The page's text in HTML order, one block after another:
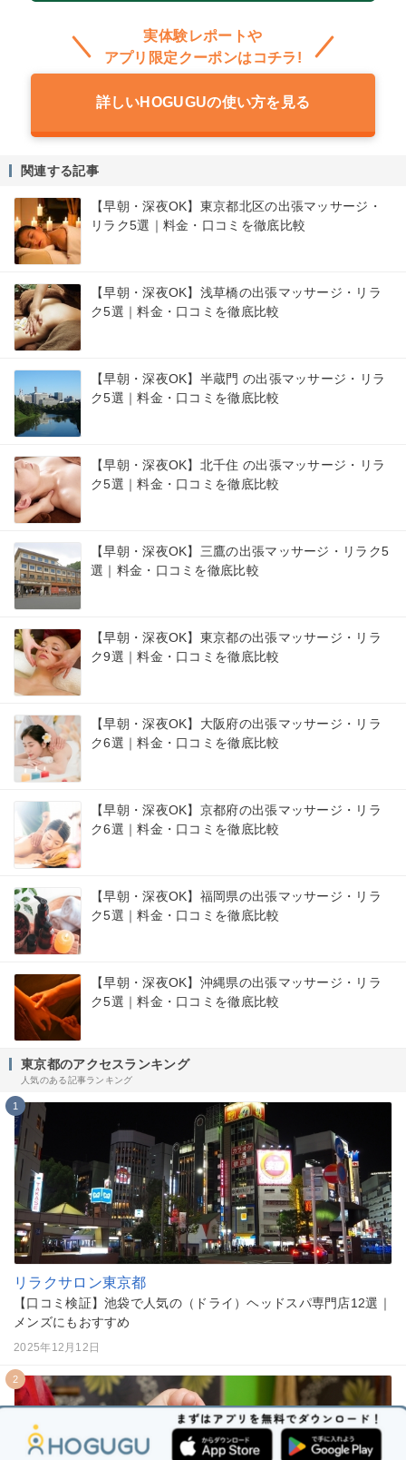
実体験レポートや
アプリ限定クーポンはコチラ!
詳しいHOGUGUの使い方を見る
関連する記事
【早朝・深夜OK】東京都北区の出張マッサージ・
リラク5選｜料金・口コミを徹底比較
【早朝・深夜OK】浅草橋の出張マッサージ・リラ
ク5選｜料金・口コミを徹底比較
【早朝・深夜OK】半蔵門 の出張マッサージ・リラ
ク5選｜料金・口コミを徹底比較
【早朝・深夜OK】北千住 の出張マッサージ・リラ
ク5選｜料金・口コミを徹底比較
【早朝・深夜OK】三鷹の出張マッサージ・リラク5
選｜料金・口コミを徹底比較
【早朝・深夜OK】東京都の出張マッサージ・リラ
ク9選｜料金・口コミを徹底比較
【早朝・深夜OK】大阪府の出張マッサージ・リラ
ク6選｜料金・口コミを徹底比較
【早朝・深夜OK】京都府の出張マッサージ・リラ
ク6選｜料金・口コミを徹底比較
【早朝・深夜OK】福岡県の出張マッサージ・リラ
ク5選｜料金・口コミを徹底比較
【早朝・深夜OK】沖縄県の出張マッサージ・リラ
ク5選｜料金・口コミを徹底比較
東京都のアクセスランキング
人気のある記事ランキング
1
リラクサロン東京都
【口コミ検証】池袋で人気の（ドライ）ヘッドスパ専門店12選｜
メンズにもおすすめ
2025年12月12日
2